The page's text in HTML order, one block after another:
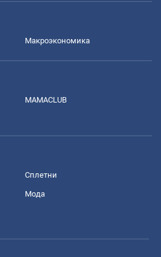
Mакроэкономика
MAMACLUB
Сплетни
Мода